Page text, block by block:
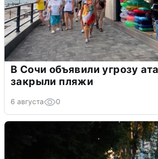
В Сочи объявили угрозу
закрыли пляжи
6 августа 0